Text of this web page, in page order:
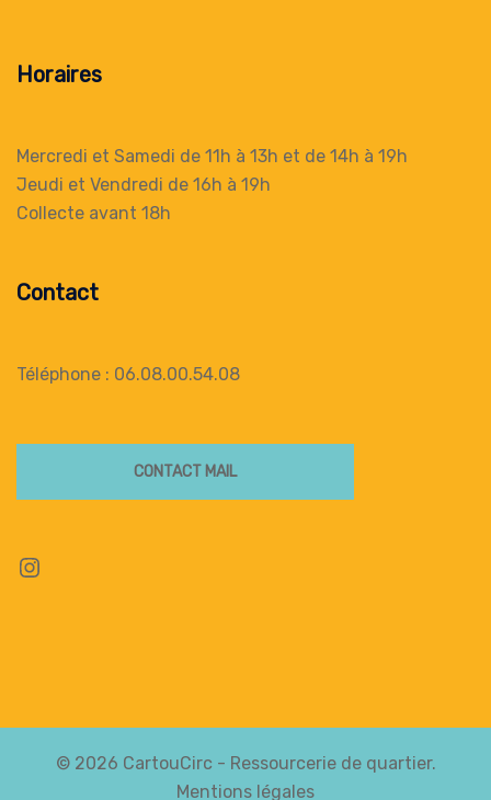
Horaires
Mercredi et Samedi de 11h à 13h et de 14h à 19h
Jeudi et Vendredi de 16h à 19h
Collecte avant 18h
Contact
Téléphone : 06.08.00.54.08
CONTACT MAIL
Instagram
© 2026 CartouCirc - Ressourcerie de quartier.
Mentions légales